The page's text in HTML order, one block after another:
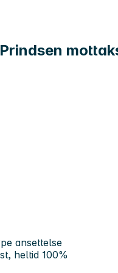
ansettelse
heltid 100%